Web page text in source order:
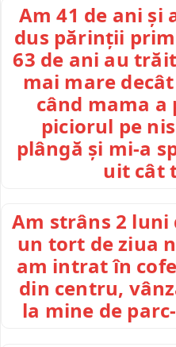
Am 41 de ani și
dus părinții
63 de ani au
mai mare
când mama a
piciorul pe
plângă și mi-a
uit cât
Am strâns 2
un tort de ziua
am intrat în
din centru,
la mine de